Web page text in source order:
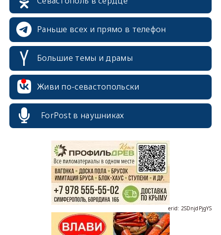
Раньше всех и прямо в телефон
Большие темы и драмы
Живи по-севастопольски
ForPost в наушниках
erid: 2SDnjdPjgYS